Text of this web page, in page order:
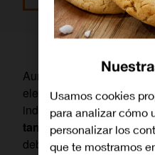
Aunque solemos asociar
elementos visibles como
industrial, nuestras
también generan un
debe subestimarse.
Usamos cookies
para analizar cómo
personalizar los
que te mostramos